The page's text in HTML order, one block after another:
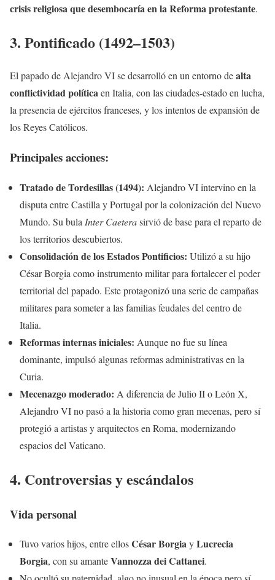
crisis religiosa que desembocaría en la Reforma protestante.
3. Pontificado (1492–1503)
El papado de Alejandro VI se desarrolló en un entorno dealta
conflictividad políticaen Italia, con las ciudades-estado en lucha,
la presencia de ejércitos franceses, y los intentos de expansión de
los Reyes Católicos.
Principales acciones:
Tratado de Tordesillas (1494): Alejandro VI intervino en la
disputa entre Castilla y Portugal por la colonización del Nuevo
Mundo. Su bula Inter Caeterasirvió de base para el reparto de
los territorios descubiertos.
Consolidación de los Estados Pontificios: Utilizó a su hijo
César Borgia como instrumento militar para fortalecer el poder
territorial del papado. Este protagonizó una serie de campañas
militares para someter a las familias feudales del centro de
Italia.
Reformas internas iniciales: Aunque no fue su línea
dominante, impulsó algunas reformas administrativas en la
Curia.
Mecenazgo moderado: A diferencia de Julio II o León X,
Alejandro VI no pasó a la historia como gran mecenas, pero sí
protegió a artistas y arquitectos en Roma, modernizando
espacios del Vaticano.
4. Controversias y escándalos
Vida personal
Tuvo varios hijos, entre ellosCésar BorgiayLucrecia
Borgia, con su amanteVannozza dei Cattanei.